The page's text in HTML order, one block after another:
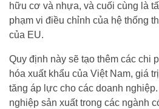
hữu cơ và nhựa, và cuối cùng là
phạm vi điều chỉnh của hệ thống
của EU.
Quy định này sẽ tạo thêm các chi
hóa xuất khẩu của Việt Nam, giá
tăng áp lực cho các doanh
nghiệp sản xuất trong các ngành